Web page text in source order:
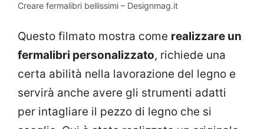
Creare fermalibri bellissimi – Designmag.it
Questo filmato mostra come realizzare un
fermalibri personalizzato, richiede una
certa abilità nella lavorazione del legno e
servirà anche avere gli strumenti adatti
per intagliare il pezzo di legno che si